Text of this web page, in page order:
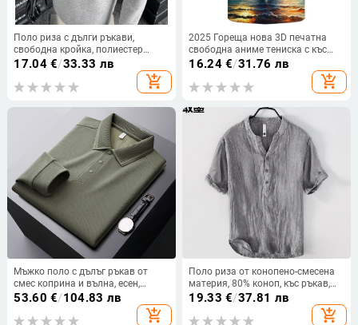
Поло риза с дълги ръкави,
свободна кройка, полиестер
(Дълги ръкави • Свободна кройка
• Полиестер • 31–50% полиестер •
Есен 2025)
17.04€/33.33 лв
add_shopping_cart
2025 Гореща нова 3D печатна
свободна аниме тениска с къс
ръкав, големи размери, с кръгло
16.24€/31.76 лв
add_shopping_cart
Мъжко поло с дълъг ръкав от
смес коприна и вълна, есен,
едноцветно, с яка
53.60 €/104.83 лв
add_shopping_cart
Поло риза от конопено-смесена
материя, 80% коноп, къс ръкав,
свободна кройка, дишаща и
19.33 €/37.81 лв
add_shopping_cart